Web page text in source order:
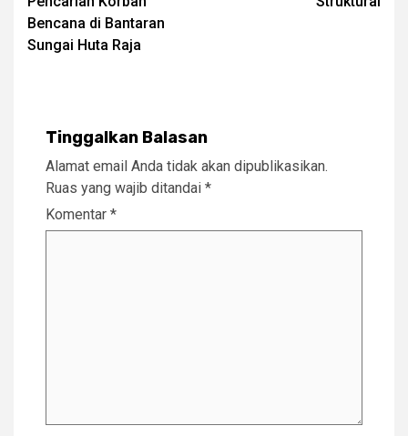
Bencana di Bantaran
Sungai Huta Raja
Tinggalkan Balasan
Alamat email Anda tidak akan dipublikasikan.
Ruas yang wajib ditandai *
Komentar *